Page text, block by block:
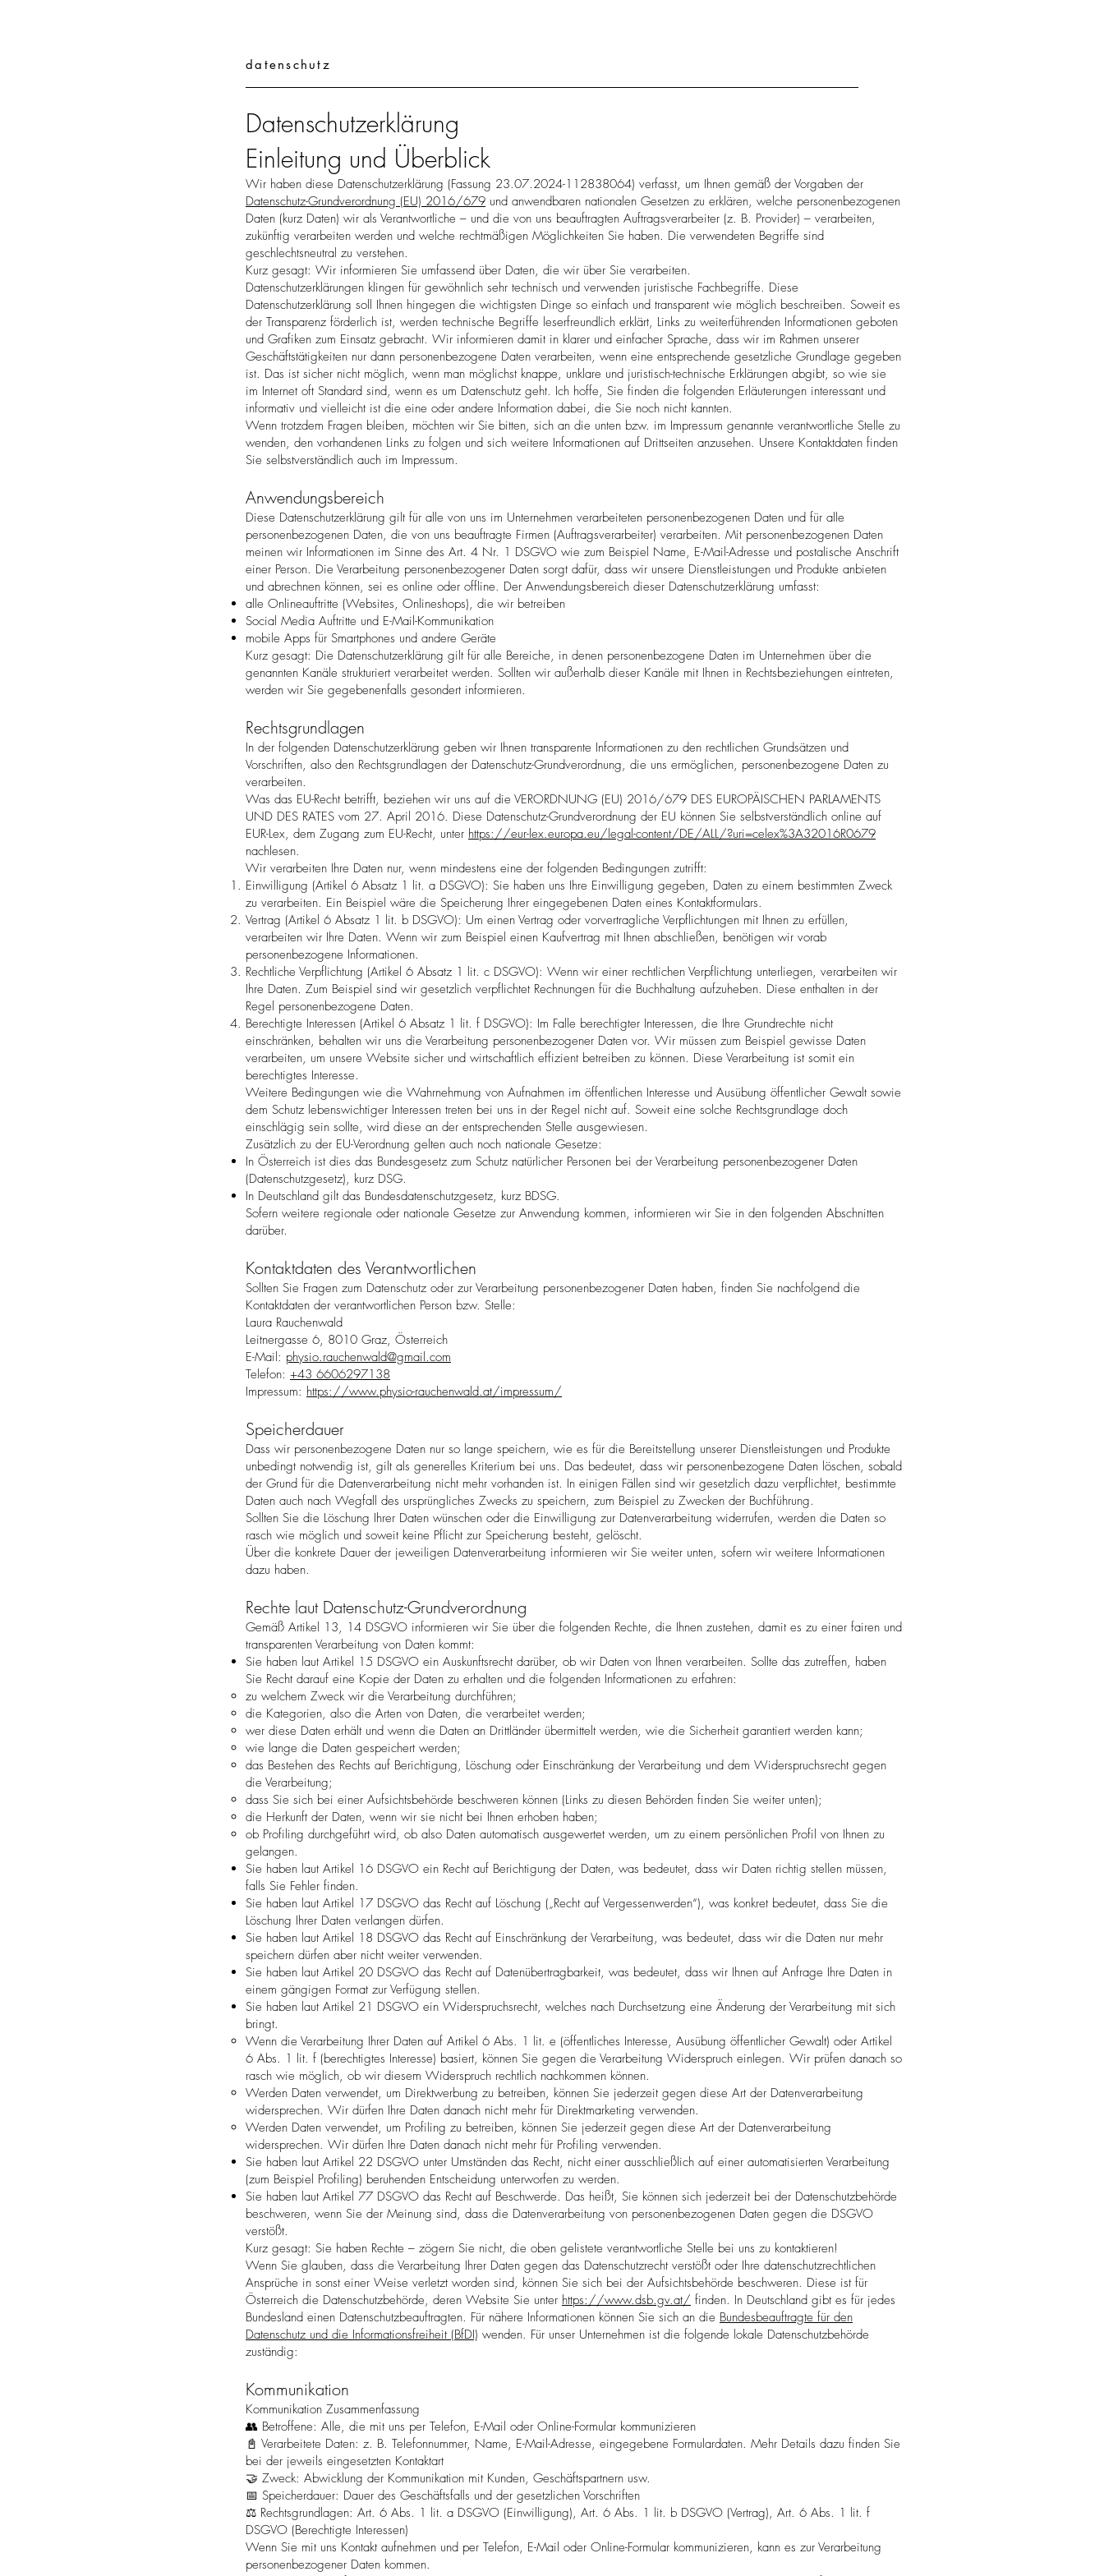
datenschutz
Datenschutzerklärung
Einleitung und Überblick
Wir haben diese Datenschutzerklärung (Fassung 23.07.2024-112838064) verfasst, um Ihnen gemäß der Vorgaben der
Datenschutz-Grundverordnung (EU) 2016/679 und anwendbaren nationalen Gesetzen zu erklären, welche personenbezogenen
Daten (kurz Daten) wir als Verantwortliche – und die von uns beauftragten Auftragsverarbeiter (z. B. Provider) – verarbeiten,
zukünftig verarbeiten werden und welche rechtmäßigen Möglichkeiten Sie haben. Die verwendeten Begriffe sind
geschlechtsneutral zu verstehen.
Kurz gesagt: Wir informieren Sie umfassend über Daten, die wir über Sie verarbeiten.
Datenschutzerklärungen klingen für gewöhnlich sehr technisch und verwenden juristische Fachbegriffe. Diese
Datenschutzerklärung soll Ihnen hingegen die wichtigsten Dinge so einfach und transparent wie möglich beschreiben. Soweit es
der Transparenz förderlich ist, werden technische Begriffe leserfreundlich erklärt, Links zu weiterführenden Informationen geboten
und Grafiken zum Einsatz gebracht. Wir informieren damit in klarer und einfacher Sprache, dass wir im Rahmen unserer
Geschäftstätigkeiten nur dann personenbezogene Daten verarbeiten, wenn eine entsprechende gesetzliche Grundlage gegeben
ist. Das ist sicher nicht möglich, wenn man möglichst knappe, unklare und juristisch-technische Erklärungen abgibt, so wie sie
im Internet oft Standard sind, wenn es um Datenschutz geht. Ich hoffe, Sie finden die folgenden Erläuterungen interessant und
informativ und vielleicht ist die eine oder andere Information dabei, die Sie noch nicht kannten.
Wenn trotzdem Fragen bleiben, möchten wir Sie bitten, sich an die unten bzw. im Impressum genannte verantwortliche Stelle zu
wenden, den vorhandenen Links zu folgen und sich weitere Informationen auf Drittseiten anzusehen. Unsere Kontaktdaten finden
Sie selbstverständlich auch im Impressum.
Anwendungsbereich
Diese Datenschutzerklärung gilt für alle von uns im Unternehmen verarbeiteten personenbezogenen Daten und für alle
personenbezogenen Daten, die von uns beauftragte Firmen (Auftragsverarbeiter) verarbeiten. Mit personenbezogenen Daten
meinen wir Informationen im Sinne des Art. 4 Nr. 1 DSGVO wie zum Beispiel Name, E-Mail-Adresse und postalische Anschrift
einer Person. Die Verarbeitung personenbezogener Daten sorgt dafür, dass wir unsere Dienstleistungen und Produkte anbieten
und abrechnen können, sei es online oder offline. Der Anwendungsbereich dieser Datenschutzerklärung umfasst:
alle Onlineauftritte (Websites, Onlineshops), die wir betreiben
Social Media Auftritte und E-Mail-Kommunikation
mobile Apps für Smartphones und andere Geräte
Kurz gesagt: Die Datenschutzerklärung gilt für alle Bereiche, in denen personenbezogene Daten im Unternehmen über die
genannten Kanäle strukturiert verarbeitet werden. Sollten wir außerhalb dieser Kanäle mit Ihnen in Rechtsbeziehungen eintreten,
werden wir Sie gegebenenfalls gesondert informieren.
Rechtsgrundlagen
In der folgenden Datenschutzerklärung geben wir Ihnen transparente Informationen zu den rechtlichen Grundsätzen und
Vorschriften, also den Rechtsgrundlagen der Datenschutz-Grundverordnung, die uns ermöglichen, personenbezogene Daten zu
verarbeiten.
Was das EU-Recht betrifft, beziehen wir uns auf die VERORDNUNG (EU) 2016/679 DES EUROPÄISCHEN PARLAMENTS
UND DES RATES vom 27. April 2016. Diese Datenschutz-Grundverordnung der EU können Sie selbstverständlich online auf
EUR-Lex, dem Zugang zum EU-Recht, unter https://eur-lex.europa.eu/legal-content/DE/ALL/?uri=celex%3A32016R0679
nachlesen.
Wir verarbeiten Ihre Daten nur, wenn mindestens eine der folgenden Bedingungen zutrifft:
Einwilligung (Artikel 6 Absatz 1 lit. a DSGVO): Sie haben uns Ihre Einwilligung gegeben, Daten zu einem bestimmten Zweck
zu verarbeiten. Ein Beispiel wäre die Speicherung Ihrer eingegebenen Daten eines Kontaktformulars.
Vertrag (Artikel 6 Absatz 1 lit. b DSGVO): Um einen Vertrag oder vorvertragliche Verpflichtungen mit Ihnen zu erfüllen,
verarbeiten wir Ihre Daten. Wenn wir zum Beispiel einen Kaufvertrag mit Ihnen abschließen, benötigen wir vorab
personenbezogene Informationen.
Rechtliche Verpflichtung (Artikel 6 Absatz 1 lit. c DSGVO): Wenn wir einer rechtlichen Verpflichtung unterliegen, verarbeiten wir
Ihre Daten. Zum Beispiel sind wir gesetzlich verpflichtet Rechnungen für die Buchhaltung aufzuheben. Diese enthalten in der
Regel personenbezogene Daten.
Berechtigte Interessen (Artikel 6 Absatz 1 lit. f DSGVO): Im Falle berechtigter Interessen, die Ihre Grundrechte nicht
einschränken, behalten wir uns die Verarbeitung personenbezogener Daten vor. Wir müssen zum Beispiel gewisse Daten
verarbeiten, um unsere Website sicher und wirtschaftlich effizient betreiben zu können. Diese Verarbeitung ist somit ein
berechtigtes Interesse.
Weitere Bedingungen wie die Wahrnehmung von Aufnahmen im öffentlichen Interesse und Ausübung öffentlicher Gewalt sowie
dem Schutz lebenswichtiger Interessen treten bei uns in der Regel nicht auf. Soweit eine solche Rechtsgrundlage doch
einschlägig sein sollte, wird diese an der entsprechenden Stelle ausgewiesen.
Zusätzlich zu der EU-Verordnung gelten auch noch nationale Gesetze:
In Österreich ist dies das Bundesgesetz zum Schutz natürlicher Personen bei der Verarbeitung personenbezogener Daten
(Datenschutzgesetz), kurz DSG.
In Deutschland gilt das Bundesdatenschutzgesetz, kurz BDSG.
Sofern weitere regionale oder nationale Gesetze zur Anwendung kommen, informieren wir Sie in den folgenden Abschnitten
darüber.
Kontaktdaten des Verantwortlichen
Sollten Sie Fragen zum Datenschutz oder zur Verarbeitung personenbezogener Daten haben, finden Sie nachfolgend die
Kontaktdaten der verantwortlichen Person bzw. Stelle:
Laura Rauchenwald
Leitnergasse 6, 8010 Graz, Österreich
E-Mail: physio.rauchenwald@gmail.com
Telefon: +43 6606297138
Impressum: https://www.physio-rauchenwald.at/impressum/
Speicherdauer
Dass wir personenbezogene Daten nur so lange speichern, wie es für die Bereitstellung unserer Dienstleistungen und Produkte
unbedingt notwendig ist, gilt als generelles Kriterium bei uns. Das bedeutet, dass wir personenbezogene Daten löschen, sobald
der Grund für die Datenverarbeitung nicht mehr vorhanden ist. In einigen Fällen sind wir gesetzlich dazu verpflichtet, bestimmte
Daten auch nach Wegfall des ursprüngliches Zwecks zu speichern, zum Beispiel zu Zwecken der Buchführung.
Sollten Sie die Löschung Ihrer Daten wünschen oder die Einwilligung zur Datenverarbeitung widerrufen, werden die Daten so
rasch wie möglich und soweit keine Pflicht zur Speicherung besteht, gelöscht.
Über die konkrete Dauer der jeweiligen Datenverarbeitung informieren wir Sie weiter unten, sofern wir weitere Informationen
dazu haben.
Rechte laut Datenschutz-Grundverordnung
Gemäß Artikel 13, 14 DSGVO informieren wir Sie über die folgenden Rechte, die Ihnen zustehen, damit es zu einer fairen und
transparenten Verarbeitung von Daten kommt:
Sie haben laut Artikel 15 DSGVO ein Auskunftsrecht darüber, ob wir Daten von Ihnen verarbeiten. Sollte das zutreffen, haben
Sie Recht darauf eine Kopie der Daten zu erhalten und die folgenden Informationen zu erfahren:
zu welchem Zweck wir die Verarbeitung durchführen;
die Kategorien, also die Arten von Daten, die verarbeitet werden;
wer diese Daten erhält und wenn die Daten an Drittländer übermittelt werden, wie die Sicherheit garantiert werden kann;
wie lange die Daten gespeichert werden;
das Bestehen des Rechts auf Berichtigung, Löschung oder Einschränkung der Verarbeitung und dem Widerspruchsrecht gegen
die Verarbeitung;
dass Sie sich bei einer Aufsichtsbehörde beschweren können (Links zu diesen Behörden finden Sie weiter unten);
die Herkunft der Daten, wenn wir sie nicht bei Ihnen erhoben haben;
ob Profiling durchgeführt wird, ob also Daten automatisch ausgewertet werden, um zu einem persönlichen Profil von Ihnen zu
gelangen.
Sie haben laut Artikel 16 DSGVO ein Recht auf Berichtigung der Daten, was bedeutet, dass wir Daten richtig stellen müssen,
falls Sie Fehler finden.
Sie haben laut Artikel 17 DSGVO das Recht auf Löschung („Recht auf Vergessenwerden“), was konkret bedeutet, dass Sie die
Löschung Ihrer Daten verlangen dürfen.
Sie haben laut Artikel 18 DSGVO das Recht auf Einschränkung der Verarbeitung, was bedeutet, dass wir die Daten nur mehr
speichern dürfen aber nicht weiter verwenden.
Sie haben laut Artikel 20 DSGVO das Recht auf Datenübertragbarkeit, was bedeutet, dass wir Ihnen auf Anfrage Ihre Daten in
einem gängigen Format zur Verfügung stellen.
Sie haben laut Artikel 21 DSGVO ein Widerspruchsrecht, welches nach Durchsetzung eine Änderung der Verarbeitung mit sich
bringt.
Wenn die Verarbeitung Ihrer Daten auf Artikel 6 Abs. 1 lit. e (öffentliches Interesse, Ausübung öffentlicher Gewalt) oder Artikel
6 Abs. 1 lit. f (berechtigtes Interesse) basiert, können Sie gegen die Verarbeitung Widerspruch einlegen. Wir prüfen danach so
rasch wie möglich, ob wir diesem Widerspruch rechtlich nachkommen können.
Werden Daten verwendet, um Direktwerbung zu betreiben, können Sie jederzeit gegen diese Art der Datenverarbeitung
widersprechen. Wir dürfen Ihre Daten danach nicht mehr für Direktmarketing verwenden.
Werden Daten verwendet, um Profiling zu betreiben, können Sie jederzeit gegen diese Art der Datenverarbeitung
widersprechen. Wir dürfen Ihre Daten danach nicht mehr für Profiling verwenden.
Sie haben laut Artikel 22 DSGVO unter Umständen das Recht, nicht einer ausschließlich auf einer automatisierten Verarbeitung
(zum Beispiel Profiling) beruhenden Entscheidung unterworfen zu werden.
Sie haben laut Artikel 77 DSGVO das Recht auf Beschwerde. Das heißt, Sie können sich jederzeit bei der Datenschutzbehörde
beschweren, wenn Sie der Meinung sind, dass die Datenverarbeitung von personenbezogenen Daten gegen die DSGVO
verstößt.
Kurz gesagt: Sie haben Rechte – zögern Sie nicht, die oben gelistete verantwortliche Stelle bei uns zu kontaktieren!
Wenn Sie glauben, dass die Verarbeitung Ihrer Daten gegen das Datenschutzrecht verstößt oder Ihre datenschutzrechtlichen
Ansprüche in sonst einer Weise verletzt worden sind, können Sie sich bei der Aufsichtsbehörde beschweren. Diese ist für
Österreich die Datenschutzbehörde, deren Website Sie unter https://www.dsb.gv.at/ finden. In Deutschland gibt es für jedes
Bundesland einen Datenschutzbeauftragten. Für nähere Informationen können Sie sich an die Bundesbeauftragte für den
Datenschutz und die Informationsfreiheit (BfDI) wenden. Für unser Unternehmen ist die folgende lokale Datenschutzbehörde
zuständig:
Kommunikation
Kommunikation Zusammenfassung
👥 Betroffene: Alle, die mit uns per Telefon, E-Mail oder Online-Formular kommunizieren
📓 Verarbeitete Daten: z. B. Telefonnummer, Name, E-Mail-Adresse, eingegebene Formulardaten. Mehr Details dazu finden Sie
bei der jeweils eingesetzten Kontaktart
🤝 Zweck: Abwicklung der Kommunikation mit Kunden, Geschäftspartnern usw.
📅 Speicherdauer: Dauer des Geschäftsfalls und der gesetzlichen Vorschriften
⚖️ Rechtsgrundlagen: Art. 6 Abs. 1 lit. a DSGVO (Einwilligung), Art. 6 Abs. 1 lit. b DSGVO (Vertrag), Art. 6 Abs. 1 lit. f
DSGVO (Berechtigte Interessen)
Wenn Sie mit uns Kontakt aufnehmen und per Telefon, E-Mail oder Online-Formular kommunizieren, kann es zur Verarbeitung
personenbezogener Daten kommen.